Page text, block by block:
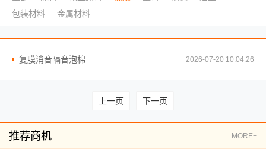
包装材料
金属材料
复膜消音隔音泡棉 2026-07-20 10:04:26
上一页 下一页
推荐商机 MORE+